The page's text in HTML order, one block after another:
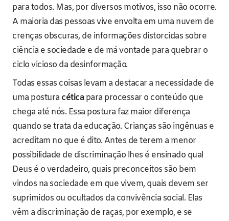
para todos. Mas, por diversos motivos, isso não ocorre.
A maioria das pessoas vive envolta em uma nuvem de
crenças obscuras, de informações distorcidas sobre
ciência e sociedade e de má vontade para quebrar o
ciclo vicioso da desinformação.
Todas essas coisas levam a destacar a necessidade de
uma posturacéticapara processar o conteúdo que
chega até nós. Essa postura faz maior diferença
quando se trata da educação. Crianças são ingênuas e
acreditam no que é dito. Antes de terem a menor
possibilidade de discriminação lhes é ensinado qual
Deus é o verdadeiro, quais preconceitos são bem
vindos na sociedade em que vivem, quais devem ser
suprimidos ou ocultados da convivência social. Elas
vêm a discriminação de raças, por exemplo, e se